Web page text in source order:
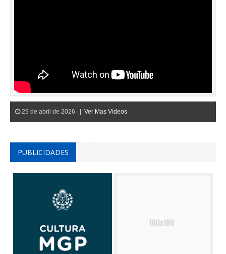
29 de abril de 2026 | Ver Mas Vídeos
PUBLICIDADES